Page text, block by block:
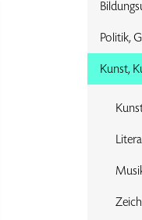
Politik,
Kunst,